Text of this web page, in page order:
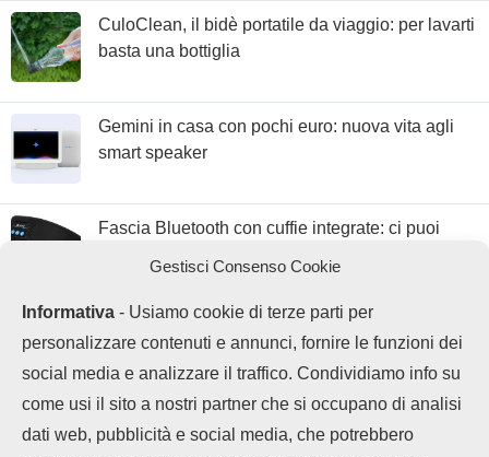
Gestisci Consenso Cookie
Informativa - Usiamo cookie di terze parti per
personalizzare contenuti e annunci, fornire le funzioni dei
social media e analizzare il traffico. Condividiamo info su
come usi il sito a nostri partner che si occupano di analisi
dati web, pubblicità e social media, che potrebbero
CuloClean, il bidè portatile da viaggio: per lavarti
basta una bottiglia
Gemini in casa con pochi euro: nuova vita agli
smart speaker
Fascia Bluetooth con cuffie integrate: ci puoi